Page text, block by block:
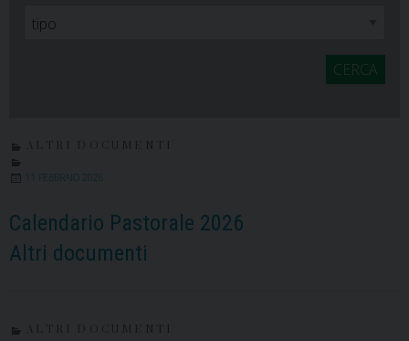
CERCA
11 FEBBRAIO 2026
Calendario Pastorale 2026
Altri documenti